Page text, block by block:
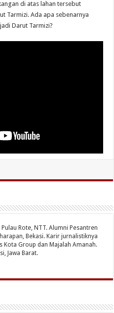
di atas lahan tersebut
Tarmizi. Ada apa sebenarnya
Darut Tarmizi?
Rote, NTT. Alumni Pesantren
Bekasi. Karir jurnalistiknya
Kota Group dan Majalah Amanah.
Jawa Barat.